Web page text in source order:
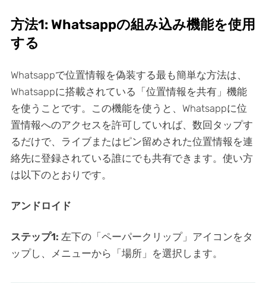
方法1: Whatsappの組み込み機能を使用
する
Whatsappで位置情報を偽装する最も簡単な方法は、
Whatsappに搭載されている「位置情報を共有」機能
を使うことです。この機能を使うと、Whatsappに位
置情報へのアクセスを許可していれば、数回タップす
るだけで、ライブまたはピン留めされた位置情報を連
絡先に登録されている誰にでも共有できます。使い方
は以下のとおりです。
アンドロイド
ステップ1: 左下の「ペーパークリップ」アイコンをタ
ップし、メニューから「場所」を選択します。